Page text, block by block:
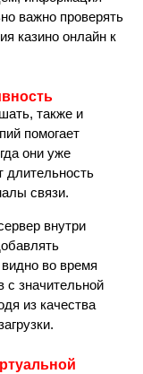
важно проверять
казино онлайн к
также и
помогает
они уже
связи.
внутри
во время
с значительной
из качества